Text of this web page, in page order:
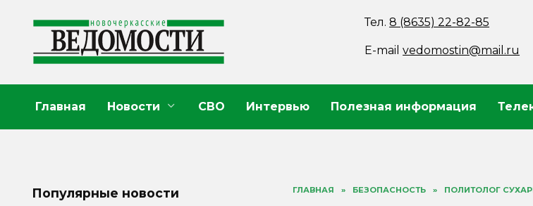
содержанию
Тел.8 (8635) 22-82-85
E-mailvedomostin@mail.ru
Главная Новости СВО Интервью Полезная информация
ГЛАВНАЯ » БЕЗОПАСНОСТЬ » ПОЛИТОЛОГ
Популярные новости